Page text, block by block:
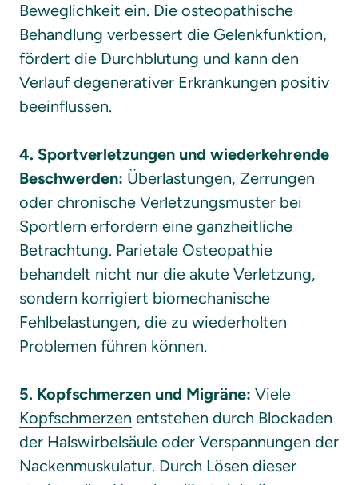
Beweglichkeit ein. Die osteopathische
Behandlung verbessert die Gelenkfunktion,
fördert die Durchblutung und kann den
Verlauf degenerativer Erkrankungen positiv
beeinflussen.
4. Sportverletzungen und wiederkehrende
Beschwerden: Überlastungen, Zerrungen
oder chronische Verletzungsmuster bei
Sportlern erfordern eine ganzheitliche
Betrachtung. Parietale Osteopathie
behandelt nicht nur die akute Verletzung,
sondern korrigiert biomechanische
Fehlbelastungen, die zu wiederholten
Problemen führen können.
5. Kopfschmerzen und Migräne:
Kopfschmerzen entstehen durch Blockaden
der Halswirbelsäule oder Verspannungen der
Nackenmuskulatur. Durch Lösen dieser